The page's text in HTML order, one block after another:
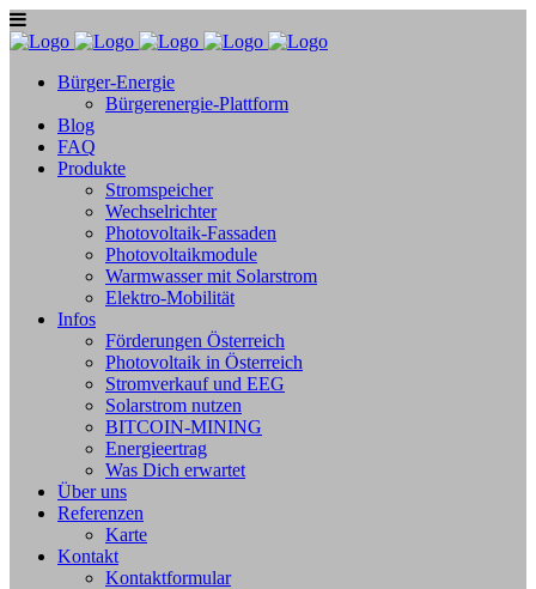
Bürger-Energie
Bürgerenergie-Plattform
Blog
FAQ
Produkte
Stromspeicher
Wechselrichter
Photovoltaik-Fassaden
Photovoltaikmodule
Warmwasser mit Solarstrom
Elektro-Mobilität
Infos
Förderungen Österreich
Photovoltaik in Österreich
Stromverkauf und EEG
Solarstrom nutzen
BITCOIN-MINING
Energieertrag
Was Dich erwartet
Über uns
Referenzen
Karte
Kontakt
Kontaktformular